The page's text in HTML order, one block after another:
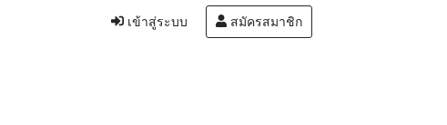
เข้าสู่ระบบ สมัครสมาชิก